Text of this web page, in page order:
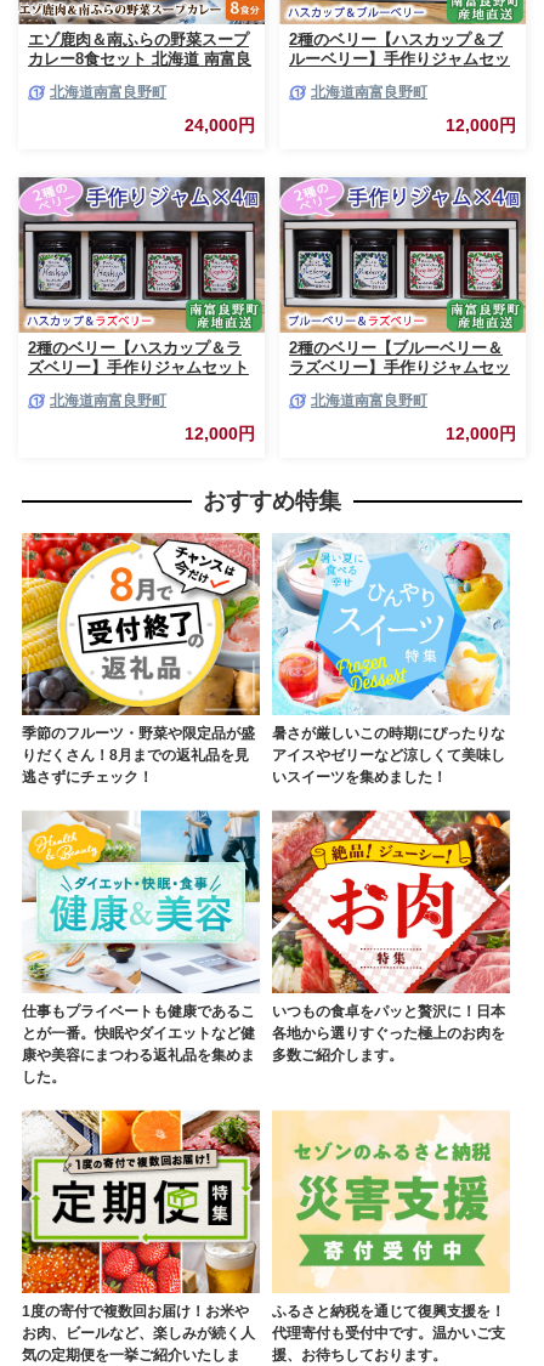
エゾ鹿肉＆南ふらの野菜スープ
カレー8食セット 北海道 南富良
スープカレー セット 詰合せ 加
北海道南富良野町
24,000円
2種のベリー【ハスカップ＆ブ
ルーベリー】手作りジャムセッ
ャム ベリー ハスカップ ブルー
北海道南富良野町
12,000円
2種のベリー【ハスカップ＆ラ
ズベリー】手作りジャムセット
ム ベリー ハスカップ ラズベリ
ー ソース カシス てんさい糖 無
農薬 ポリフェノール 鉄分 ビタ
北海道南富良野町
12,000円
2種のベリー【ブルーベリー＆
ラズベリー】手作りジャムセッ
ャム ベリー ブルーベリー ラズ
ベリー ソース カシス 果実 てん
北海道南富良野町
12,000円
おすすめ特集
季節のフルーツ・野菜や限定品が盛
りだくさん！8月までの返礼品を見
逃さずにチェック！
暑さが厳しいこの時期にぴったりな
アイスやゼリーなど涼しくて美味し
いスイーツを集めました！
仕事もプライベートも健康であるこ
とが一番。快眠やダイエットなど健
康や美容にまつわる返礼品を集めま
した。
いつもの食卓をパッと贅沢に！日本
各地から選りすぐった極上のお肉を
多数ご紹介します。
1度の寄付で複数回お届け！お米や
お肉、ビールなど、楽しみが続く人
気の定期便を一挙ご紹介いたしま
ふるさと納税を通じて復興支援を！
代理寄付も受付中です。温かいご支
援、お待ちしております。